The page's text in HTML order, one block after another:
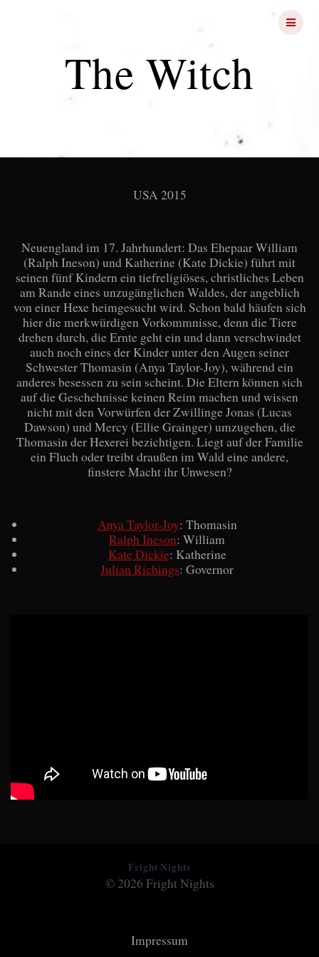
The Witch
USA 2015
Neuengland im 17. Jahrhundert: Das Ehepaar William
(Ralph Ineson) und Katherine (Kate Dickie) führt mit
seinen fünf Kindern ein tiefreligiöses, christliches Leben
am Rande eines unzugänglichen Waldes, der angeblich
von einer Hexe heimgesucht wird. Schon bald häufen sich
hier die merkwürdigen Vorkommnisse, denn die Tiere
drehen durch, die Ernte geht ein und dann verschwindet
auch noch eines der Kinder unter den Augen seiner
Schwester Thomasin (Anya Taylor-Joy), während ein
anderes besessen zu sein scheint. Die Eltern können sich
auf die Geschehnisse keinen Reim machen und wissen
nicht mit den Vorwürfen der Zwillinge Jonas (Lucas
Dawson) und Mercy (Ellie Grainger) umzugehen, die
Thomasin der Hexerei bezichtigen. Liegt auf der Familie
ein Fluch oder treibt draußen im Wald eine andere,
finstere Macht ihr Unwesen?
Anya Taylor-Joy: Thomasin
Ralph Ineson: William
Kate Dickie: Katherine
Julian Richings: Governor
Fright Nights
© 2026 Fright Nights
Impressum